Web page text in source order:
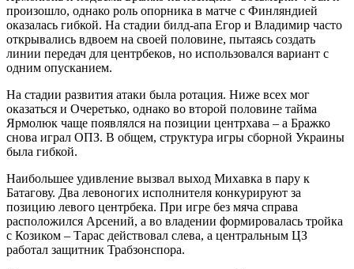
произошло, однако роль опорника в матче с Финляндией
оказалась гибкой. На стадии билд-апа Егор и Владимир часто
открывались вдвоем на своей половине, пытаясь создать
линии передач для центрбеков, но использовался вариант с
одним опусканием.
На стадии развития атаки была ротация. Ниже всех мог
оказаться и Очеретько, однако во второй половине тайма
Ярмолюк чаще появлялся на позиции центрхава – а Бражко
снова играл ОПЗ. В общем, структура игры сборной Украины
была гибкой.
Наибольшее удивление вызвал выход Михавка в пару к
Батагову. Два левоногих исполнителя конкурируют за
позицию левого центрбека. При игре без мяча справа
расположился Арсений, а во владении формировалась тройка
с Козиком – Тарас действовал слева, а центральным ЦЗ
работал защитник Трабзонспора.